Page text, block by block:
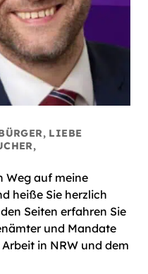
LIEBE
Weg auf meine
heiße Sie herzlich
Seiten erfahren Sie
und Mandate
in NRW und dem